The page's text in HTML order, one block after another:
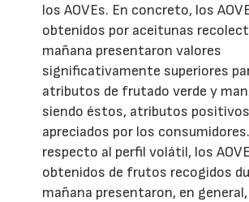
los AOVEs. En concreto, los
obtenidos por aceitunas
mañana presentaron valores
significativamente superiores
atributos de frutado verde y
siendo éstos, atributos
apreciados por los
respecto al perfil volátil, los
obtenidos de frutos recogidos
mañana presentaron, en